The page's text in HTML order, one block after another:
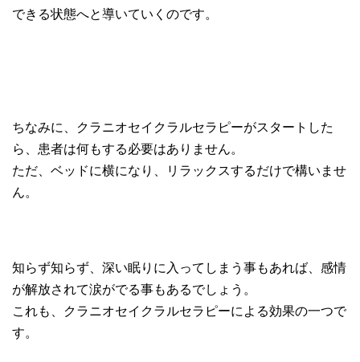
できる状態へと導いていくのです。
ちなみに、クラニオセイクラルセラピーがスタートした
ら、患者は何もする必要はありません。
ただ、ベッドに横になり、リラックスするだけで構いませ
ん。
知らず知らず、深い眠りに入ってしまう事もあれば、感情
が解放されて涙がでる事もあるでしょう。
これも、クラニオセイクラルセラピーによる効果の一つで
す。